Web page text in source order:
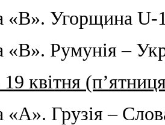
«В». Угорщина U-
«В». Румунія –
квітня
«А». Грузія –